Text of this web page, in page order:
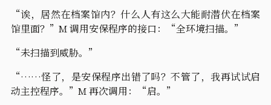
“诶，居然在档案馆内？什么人有这么大能耐潜伏在档案
馆里面？”M 调用安保程序的接口：“全环境扫描。”
“未扫描到威胁。”
“……怪了，是安保程序出错了吗？不管了，我再试试启
动主控程序。”M 再次调用：“启。”